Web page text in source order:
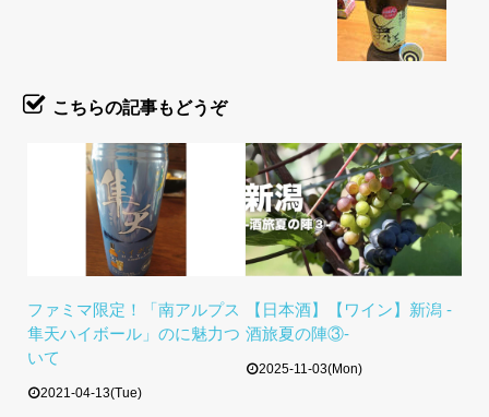
こちらの記事もどうぞ
ファミマ限定！「南アルプス
隼天ハイボール」のに魅力つ
いて
2021-04-13(Tue)
【日本酒】【ワイン】新潟 -
酒旅夏の陣③-
2025-11-03(Mon)